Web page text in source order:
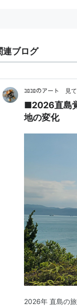
http://
島のレンタサイ
ま」内にある「
リット
自然豊かで海沿い
バスの時間を気に
メリット
坂道が多くアップ
で直島をまわる
リット
連ブログ
ｺﾛｺﾛのアート 見
■2026直島
地の変化
2026年 直島の